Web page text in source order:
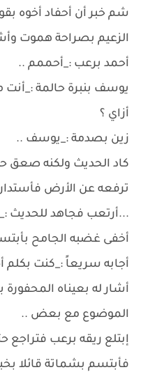
شم خبر أن أحفاد أخوه
الزعيم بصراحة هموت
أحمد برعب :_أحممم ..
يوسف بنبرة حالمة
أزاي ؟
زين بصدمة :_يوسف ..
كاد الحديث ولكنه صعق
ترفعه عن الأرض فأستدار
...أرتعب فجاهد للحديث
أخفى غضبه الجامح
أجابه سريعاً :_كنت
أشار له بعيناه
الموضوع مع بعض ..
إبتلع ريقه برعب فتراجع
فأبتسم بشماتة قائلا